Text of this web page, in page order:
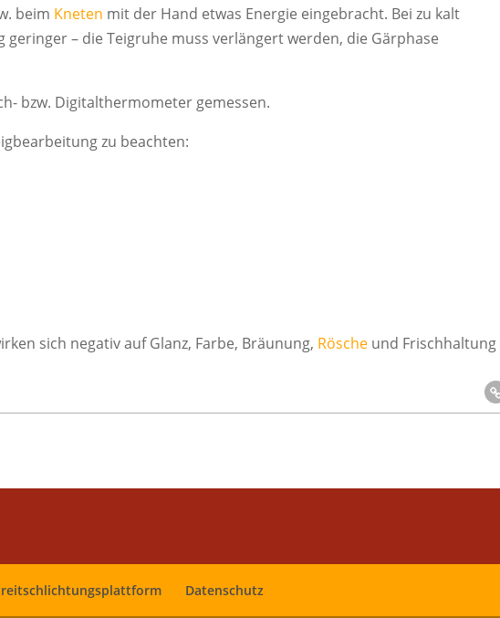
beim Kneten mit der Hand etwas Energie eingebracht. Bei zu kalt
– die Teigruhe muss verlängert werden, die Gärphase
bzw. Digitalthermometer gemessen.
zu beachten:
sich negativ auf Glanz, Farbe, Bräunung, Röscheund Frischhaltung
Datenschutz